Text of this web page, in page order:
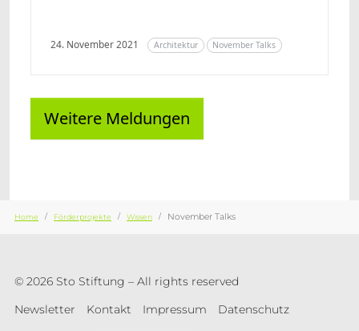
24. November 2021 Architektur November Talks
Weitere Meldungen
Home Förderprojekte Wissen November Talks
© 2026 Sto Stiftung – All rights reserved
Newsletter
Kontakt Impressum Datenschutz